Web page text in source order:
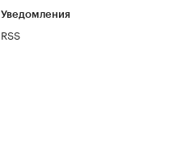
Уведомления
RSS